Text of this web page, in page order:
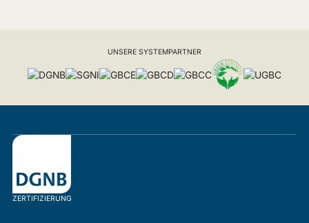
UNSERE SYSTEMPARTNER
ZERTIFIZIERUNG